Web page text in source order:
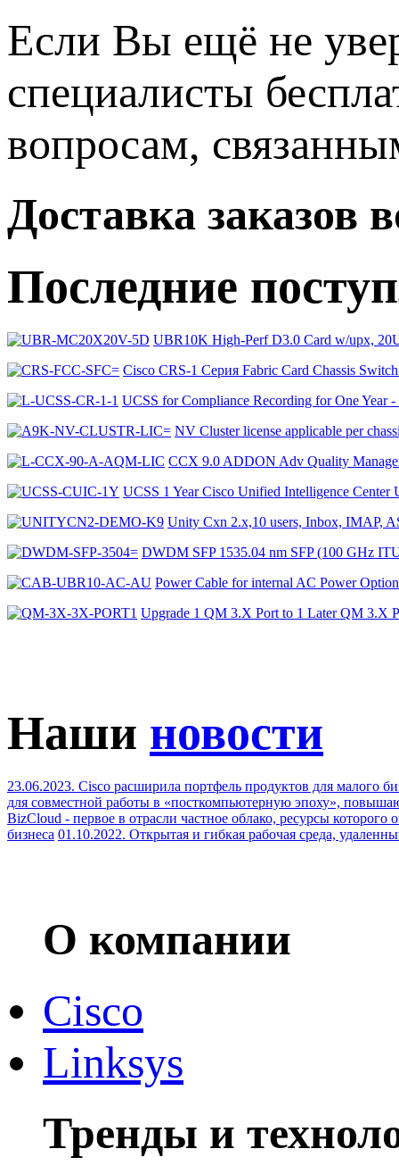
Если Вы ещё не
специалисты
вопросам,
Доставка заказов
Последние
UBR10K High-Perf D3.0 Card w/upx,
Cisco CRS-1 Серия Fabric Card Chassis
UCSS for Compliance Recording for One Year
NV Cluster license applicable per
CCX 9.0 ADDON Adv Quality
UCSS 1 Year Cisco Unified Intelligence
Unity Cxn 2.x,10 users, Inbox, IMAP,
DWDM SFP 1535.04 nm SFP (100 GHz
Power Cable for internal AC Power
Upgrade 1 QM 3.X Port to 1 Later QM 3.X
Наши новости
23.06.2023. Cisco расширила портфель продуктов для малого
для совместной работы в «посткомпьютерную эпоху»,
BizCloud - первое в отрасли частное облако, ресурсы которого
бизнеса 01.10.2022. Открытая и гибкая рабочая среда,
О компании
Cisco
Linksys
Тренды и